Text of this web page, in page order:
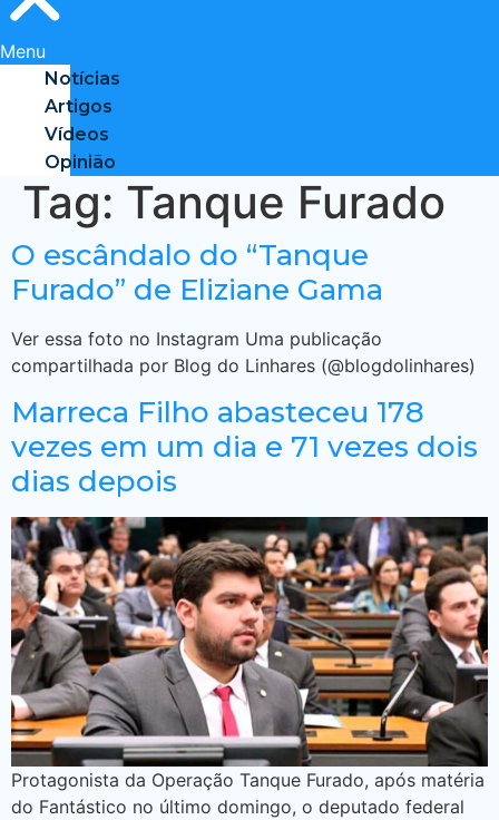
Menu
Notícias
Artigos
Vídeos
Opinião
Tag: Tanque Furado
O escândalo do “Tanque
Furado” de Eliziane Gama
Ver essa foto no Instagram Uma publicação
compartilhada por Blog do Linhares (@blogdolinhares)
Marreca Filho abasteceu 178
vezes em um dia e 71 vezes dois
dias depois
Protagonista da Operação Tanque Furado, após matéria
do Fantástico no último domingo, o deputado federal